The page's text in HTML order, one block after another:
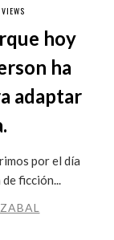
hoy
ha
adaptar
por el día
ficción...